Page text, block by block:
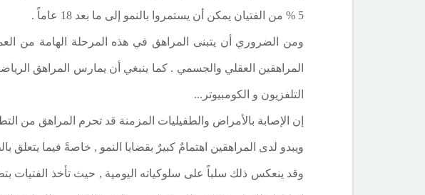
5 % من الفتيان يمكن أن يستمروا بالنمو إلى ما بعد 18 عاماً .
ومن الضروري أن يتبنى المراهق في هذه المرحلة الهامة من
المراهقين العقلي والجسمي . كما ينبغي أن يمارس المراهق
التلفزيون و الكومبيوتر...
إن الإصابة بالأمراض والطفيليات المزمنة قد تحرم المراهق من
ويبدو لدى المراهقين اهتمامٌ كبيرٌ بقضايا النمو , خاصةً فيما يتعلق
وقد ينعكس ذلك سلباً على سلوكياته اليومية , حيث تأخذ الفتيات